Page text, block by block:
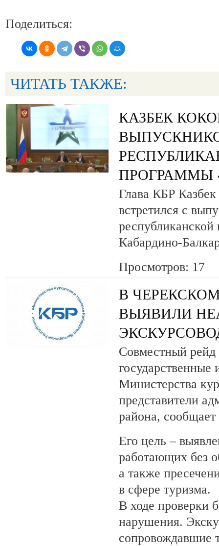
Поделиться:
ЧИТАТЬ ТАКЖЕ:
КАЗБЕК
ПРОГРАММЫ
Глава КБР Казбек
встретился с
Кабардино-
Просмотров: 17
В
ВЫЯВИЛИ
Совместный рейд
государственные
Министерства
представители
района,
Его цель –
работающих без
а также
в сфере туризма.
В ходе проверки
нарушения.
сопровождавшие